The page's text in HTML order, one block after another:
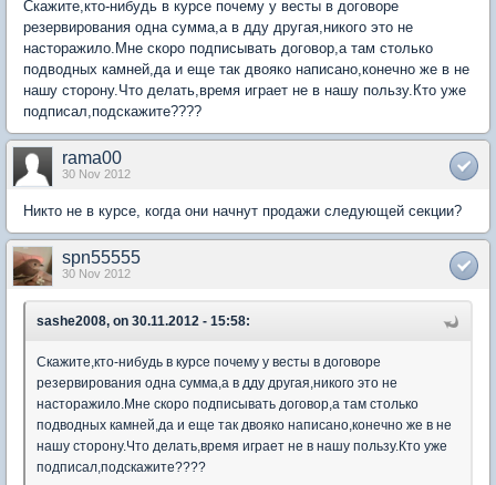
Скажите,кто-нибудь в курсе почему у весты в договоре
резервирования одна сумма,а в дду другая,никого это не
насторажило.Мне скоро подписывать договор,а там столько
подводных камней,да и еще так двояко написано,конечно же в не
нашу сторону.Что делать,время играет не в нашу пользу.Кто уже
подписал,подскажите????
rama00
30 Nov 2012
Никто не в курсе, когда они начнут продажи следующей секции?
spn55555
30 Nov 2012
sashe2008, on 30.11.2012 - 15:58:
Скажите,кто-нибудь в курсе почему у весты в договоре
резервирования одна сумма,а в дду другая,никого это не
насторажило.Мне скоро подписывать договор,а там столько
подводных камней,да и еще так двояко написано,конечно же в не
нашу сторону.Что делать,время играет не в нашу пользу.Кто уже
подписал,подскажите????